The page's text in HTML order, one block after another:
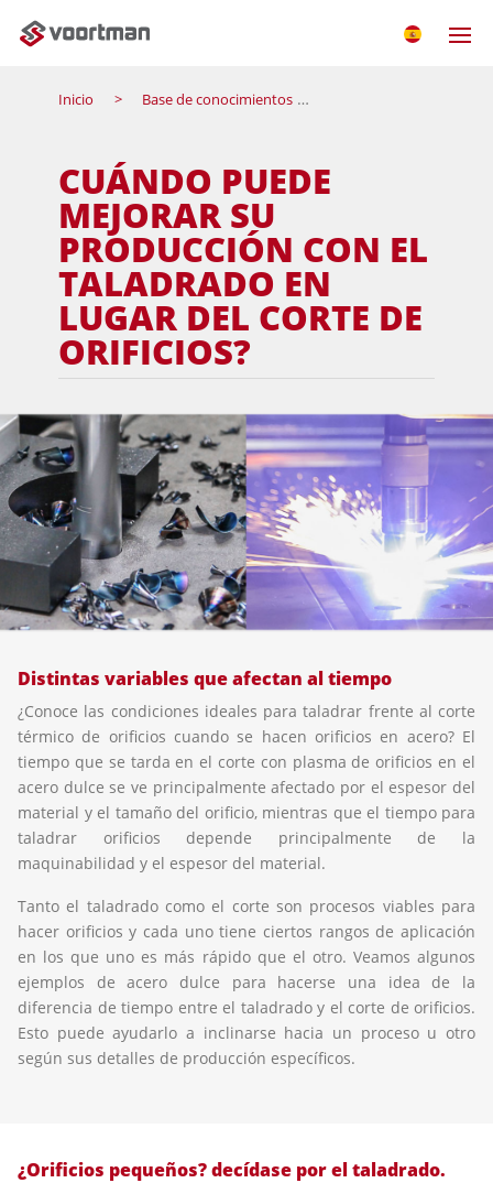
Inicio Base de conocimientos
CUÁNDO PUEDE
MEJORAR SU
PRODUCCIÓN CON EL
TALADRADO EN
LUGAR DEL CORTE DE
ORIFICIOS?
Distintas variables que afectan al tiempo
¿Conoce las condiciones ideales para taladrar frente al corte
térmico de orificios cuando se hacen orificios en acero? El
tiempo que se tarda en el corte con plasma de orificios en el
acero dulce se ve principalmente afectado por el espesor del
material y el tamaño del orificio, mientras que el tiempo para
taladrar orificios depende principalmente de la
maquinabilidad y el espesor del material.
Tanto el taladrado como el corte son procesos viables para
hacer orificios y cada uno tiene ciertos rangos de aplicación
en los que uno es más rápido que el otro. Veamos algunos
ejemplos de acero dulce para hacerse una idea de la
diferencia de tiempo entre el taladrado y el corte de orificios.
Esto puede ayudarlo a inclinarse hacia un proceso u otro
según sus detalles de producción específicos.
¿Orificios pequeños? decídase por el taladrado.